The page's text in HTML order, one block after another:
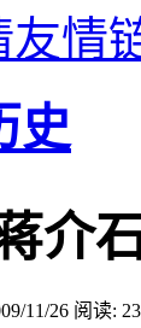
友情
史
介
11/26 阅读: